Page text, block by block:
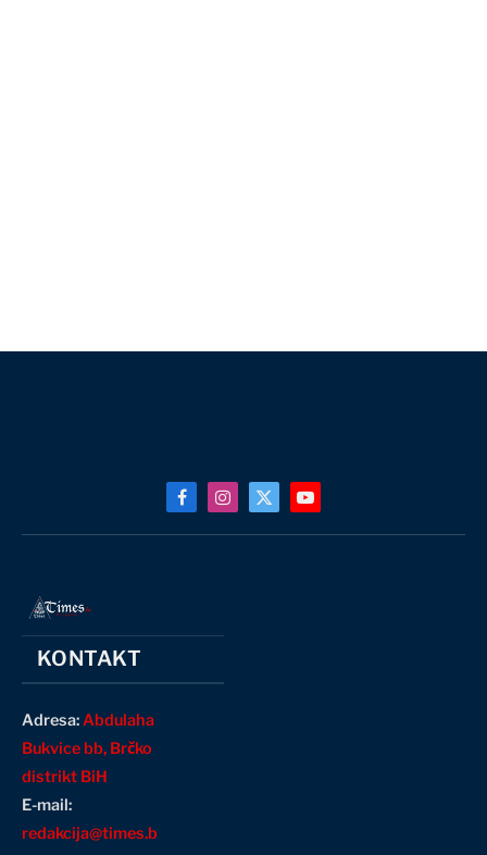
FacebookInstagram
X
(Twitter)
YouTube
KONTAKT
Adresa:Abdulaha
Bukvice bb, Brčko
distrikt BiH
E-mail:
redakcija@times.b